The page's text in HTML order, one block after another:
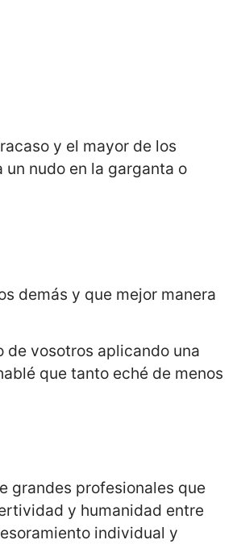
y el mayor de los
nudo en la garganta o
demás y que mejor manera
vosotros aplicando una
que tanto eché de menos
grandes profesionales que
y humanidad entre
individual y